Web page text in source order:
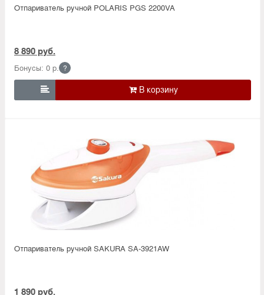
Отпариватель ручной POLARIS PGS 2200VA
8 890 руб.
Бонусы: 0 р. ?

Отпариватель ручной SAKURA SA-3921AW
1 890 руб.